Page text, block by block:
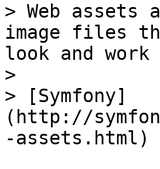
> Web
image files
look and
>
> [Symfony]
(http://
-assets.html)